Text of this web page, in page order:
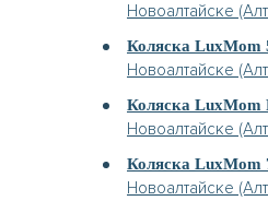
Новоалтайске
Коляска LuxMom
Новоалтайске
Коляска LuxMom
Новоалтайске
Коляска LuxMom
Новоалтайске